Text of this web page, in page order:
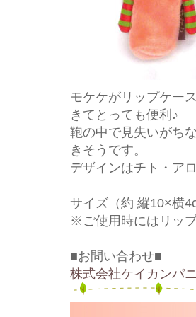
モケケがリップケー
きてとっても便利♪
鞄の中で見失いがち
きそうです。
デザインはチト・ア
サイズ（約 縦10×横
※ご使用時にはリッ
■お問い合わせ■
株式会社ケイカンパ